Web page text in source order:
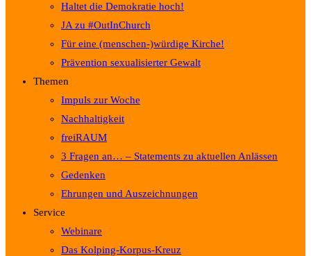
Haltet die Demokratie hoch!
JA zu #OutInChurch
Für eine (menschen-)würdige Kirche!
Prävention sexualisierter Gewalt
Themen
Impuls zur Woche
Nachhaltigkeit
freiRAUM
3 Fragen an… – Statements zu aktuellen Anlässen
Gedenken
Ehrungen und Auszeichnungen
Service
Webinare
Das Kolping-Korpus-Kreuz